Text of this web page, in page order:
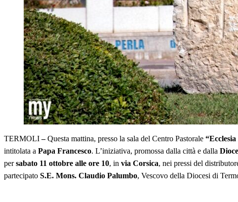
TERMOLI–Questa mattina, presso la sala del Centro Pastorale
intitolata a Papa Francesco. L’iniziativa, promossa dalla città e dalla
persabato 11 ottobre alle ore 10, in via Corsica, nei pressi del
partecipato S.E. Mons. Claudio Palumbo, Vescovo della Diocesi di